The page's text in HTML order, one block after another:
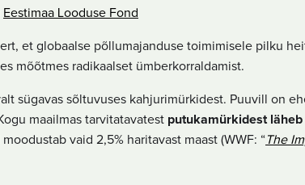
Eestimaa Looduse Fond
et globaalse põllumajanduse toimimisele pilku
mõõtmes radikaalset ümberkorraldamist.
sügavas sõltuvuses kahjurimürkidest. Puuvill on
maailmas tarvitatavatest putukamürkidest
vaid 2,5% haritavast maast (WWF: “The